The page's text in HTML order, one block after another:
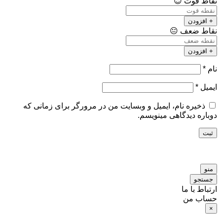
+ افزودن
نقاط ضعف 😐
+ افزودن
نام *
ایمیل *
ذخیره نام، ایمیل و وبسایت من در مرورگر برای زمانی که
دوباره دیدگاهی مینویسم.
ثبت
منو
جستجو
ارتباط با ما
حساب من
×